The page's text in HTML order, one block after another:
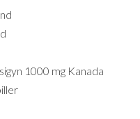
1000 mg Kanada